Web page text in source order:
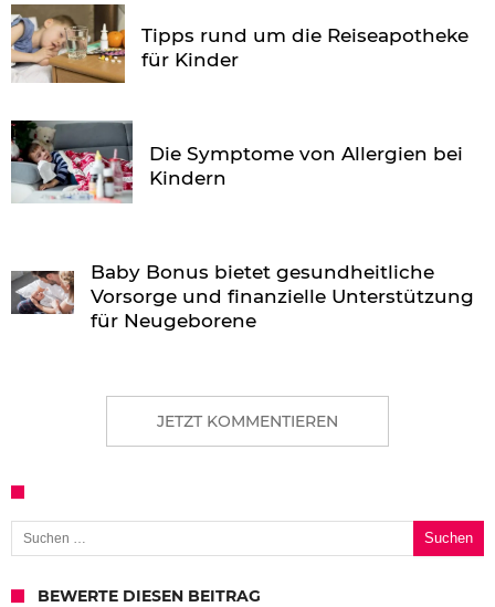
Tipps rund um die Reiseapotheke
für Kinder
Die Symptome von Allergien bei
Kindern
Baby Bonus bietet gesundheitliche
Vorsorge und finanzielle Unterstützung
für Neugeborene
JETZT KOMMENTIEREN
Suchen nach:
BEWERTE DIESEN BEITRAG